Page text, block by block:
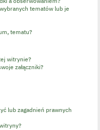
tematów lub je
tematu?
witrynie?
załączniki?
lub zagadnień prawnych